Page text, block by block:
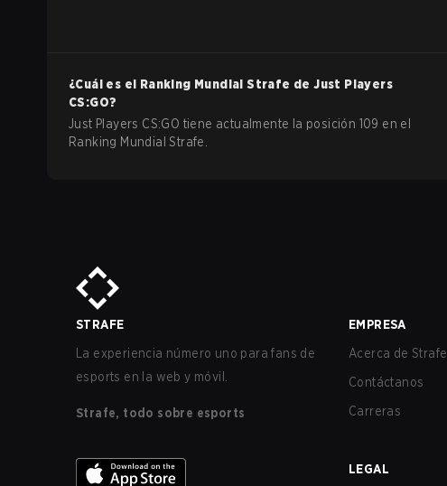
¿Cuál es el Ranking Mundial Strafe deJust Players
CS:GO?
Just Players CS:GO tiene actualmente la posición 109 en el
Ranking Mundial Strafe.
STRAFE
La experiencia número uno para fans de
esports en la web y móvil.
Strafe, todo sobre esports
EMPRESA
Acerca de Strafe
Contáctanos
Carreras
LEGAL